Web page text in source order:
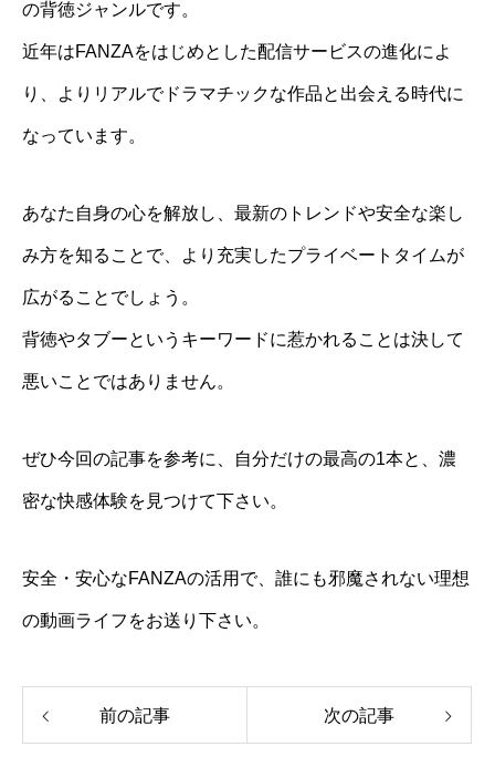
の背徳ジャンルです。
近年はFANZAをはじめとした配信サービスの進化によ
り、よりリアルでドラマチックな作品と出会える時代に
なっています。
あなた自身の心を解放し、最新のトレンドや安全な楽し
み方を知ることで、より充実したプライベートタイムが
広がることでしょう。
背徳やタブーというキーワードに惹かれることは決して
悪いことではありません。
ぜひ今回の記事を参考に、自分だけの最高の1本と、濃
密な快感体験を見つけて下さい。
安全・安心なFANZAの活用で、誰にも邪魔されない理想
の動画ライフをお送り下さい。
前の記事 次の記事